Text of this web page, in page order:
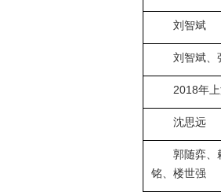
刘智斌
刘智斌、
2018年
沈思远
郭随弈、
铭、楼世强